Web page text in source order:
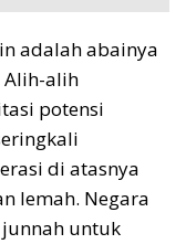
adalah abainya
Alih-alih
potensi
di atasnya
lemah. Negara
untuk